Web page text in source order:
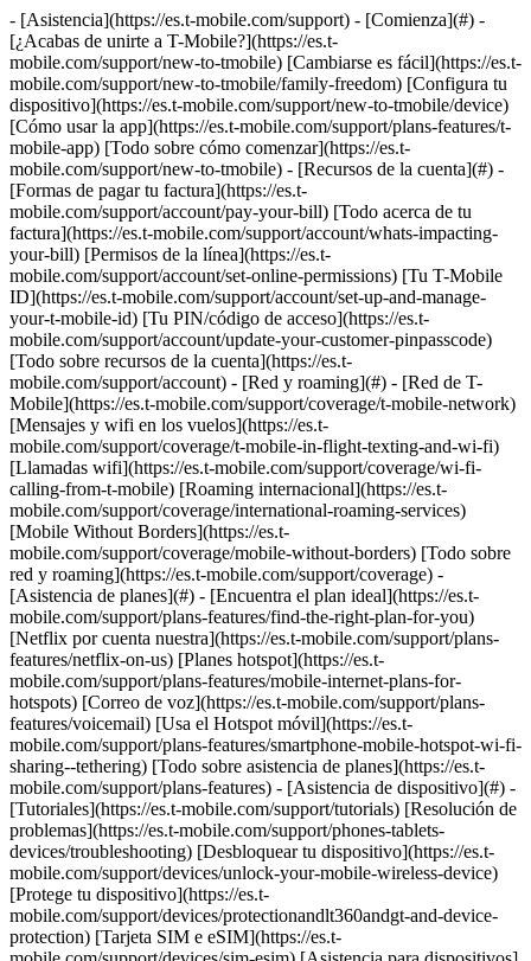
- [Asistencia](https://es.t-mobile.com/support) - [Comienza](#) - [¿Acabas de unirte a T-Mobile?](https://es.t-mobile.com/support/new-to-tmobile) [Cambiarse es fácil](https://es.t-mobile.com/support/new-to-tmobile/family-freedom) [Configura tu dispositivo](https://es.t-mobile.com/support/new-to-tmobile/device) [Cómo usar la app](https://es.t-mobile.com/support/plans-features/t-mobile-app) [Todo sobre cómo comenzar](https://es.t-mobile.com/support/new-to-tmobile) - [Recursos de la cuenta](#) - [Formas de pagar tu factura](https://es.t-mobile.com/support/account/pay-your-bill) [Todo acerca de tu factura](https://es.t-mobile.com/support/account/whats-impacting-your-bill) [Permisos de la línea](https://es.t-mobile.com/support/account/set-online-permissions) [Tu T-Mobile ID](https://es.t-mobile.com/support/account/set-up-and-manage-your-t-mobile-id) [Tu PIN/código de acceso](https://es.t-mobile.com/support/account/update-your-customer-pinpasscode) [Todo sobre recursos de la cuenta](https://es.t-mobile.com/support/account) - [Red y roaming](#) - [Red de T-Mobile](https://es.t-mobile.com/support/coverage/t-mobile-network) [Mensajes y wifi en los vuelos](https://es.t-mobile.com/support/coverage/t-mobile-in-flight-texting-and-wi-fi) [Llamadas wifi](https://es.t-mobile.com/support/coverage/wi-fi-calling-from-t-mobile) [Roaming internacional](https://es.t-mobile.com/support/coverage/international-roaming-services) [Mobile Without Borders](https://es.t-mobile.com/support/coverage/mobile-without-borders) [Todo sobre red y roaming](https://es.t-mobile.com/support/coverage) - [Asistencia de planes](#) - [Encuentra el plan ideal](https://es.t-mobile.com/support/plans-features/find-the-right-plan-for-you) [Netflix por cuenta nuestra](https://es.t-mobile.com/support/plans-features/netflix-on-us) [Planes hotspot](https://es.t-mobile.com/support/plans-features/mobile-internet-plans-for-hotspots) [Correo de voz](https://es.t-mobile.com/support/plans-features/voicemail) [Usa el Hotspot móvil](https://es.t-mobile.com/support/plans-features/smartphone-mobile-hotspot-wi-fi-sharing--tethering) [Todo sobre asistencia de planes](https://es.t-mobile.com/support/plans-features) - [Asistencia de dispositivo](#) - [Tutoriales](https://es.t-mobile.com/support/tutorials) [Resolución de problemas](https://es.t-mobile.com/support/phones-tablets-devices/troubleshooting) [Desbloquear tu dispositivo](https://es.t-mobile.com/support/devices/unlock-your-mobile-wireless-device) [Protege tu dispositivo](https://es.t-mobile.com/support/devices/protectionandlt360andgt-and-device-protection) [Tarjeta SIM e eSIM](https://es.t-mobile.com/support/devices/sim-esim) [Asistencia para dispositivos](https://es.t-mobile.com/support/phones-tablets-devices) - [Asistencia para empresas](#) - [Obtén T-Mobile para Empresas](https://es.t-mobile.com/support/business/new-to-business) [Facturación y pagos](https://es.t-mobile.com/support/business/billing) [Administra tu cuenta](https://es.t-mobile.com/support/business/account) [Pedidos y compras](https://es.t-mobile.com/support/business/orders-shopping) [Regístrate en Account Hub](https://es.t-mobile.com/support/business/account-hub-registration) [Todo sobre asistencia para empresas](https://es.t-mobile.com/support/business) [ASISTENCIA](https://es.t-mobile.com/support) - [Comienza](#) - [¿Acabas de unirte a T-Mobile?](https://es.t-mobile.com/support/new-to-tmobile) - [Cambiarse es fácil](https://es.t-mobile.com/support/new-to-tmobile/family-freedom) - [Configura tu dispositivo](https://es.t-mobile.com/support/new-to-tmobile/device) - [Cómo usar la app](https://es.t-mobile.com/support/plans-features/t-mobile-app) - [Todo sobre cómo comenzar](https://es.t-mobile.com/support/new-to-tmobile) - [Recursos de la cuenta](#) - [Formas de pagar tu factura](https://es.t-mobile.com/support/account/pay-your-bill) - [Todo acerca de tu factura](https://es.t-mobile.com/support/account/whats-impacting-your-bill) - [Permisos de la línea](https://es.t-mobile.com/support/account/set-online-permissions) - [Tu T-Mobile ID](https://es.t-mobile.com/support/account/set-up-and-manage-your-t-mobile-id) - [Tu PIN/código de acceso](https://es.t-mobile.com/support/account/update-your-customer-pinpasscode) - [Todo sobre recursos de la cuenta](https://es.t-mobile.com/support/account) - [Red y roaming](#) - [Red de T-Mobile](https://es.t-mobile.com/support/coverage/t-mobile-network) - [Mensajes y wifi en los vuelos](https://es.t-mobile.com/support/coverage/t-mobile-in-flight-texting-and-wi-fi) - [Llamadas wifi](https://es.t-mobile.com/support/coverage/wi-fi-calling-from-t-mobile) - [Roaming internacional](https://es.t-mobile.com/support/coverage/international-roaming-services) - [Mobile Without Borders](https://es.t-mobile.com/support/coverage/mobile-without-borders) - [Todo sobre red y roaming](https://es.t-mobile.com/support/coverage) - [Asistencia de planes](#) - [Encuentra el plan ideal](https://es.t-mobile.com/support/plans-features/find-the-right-plan-for-you) - [Netflix por cuenta nuestra](https://es.t-mobile.com/support/plans-features/netflix-on-us) - [Planes hotspot](https://es.t-mobile.com/support/plans-features/mobile-internet-plans-for-hotspots) - [Correo de voz](https://es.t-mobile.com/support/plans-features/voicemail) - [Usa el Hotspot móvil](https://es.t-mobile.com/support/plans-features/smartphone-mobile-hotspot-wi-fi-sharing--tethering) - [Todo sobre asistencia de planes](https://es.t-mobile.com/support/plans-features) - [Asistencia de dispositivo](#) - [Tutoriales](https://es.t-mobile.com/support/tutorials) - [Resolución de problemas](https://es.t-mobile.com/support/phones-tablets-devices/troubleshooting) - [Desbloquear tu dispositivo](https://es.t-mobile.com/support/devices/unlock-your-mobile-wireless-device) - [Protege tu dispositivo](https://es.t-mobile.com/support/devices/protectionandlt360andgt-and-device-protection) - [Tarjeta SIM e eSIM](https://es.t-mobile.com/support/devices/sim-esim) - [Asistencia para dispositivos](https://es.t-mobile.com/support/phones-tablets-devices) - [Asistencia para empresas](#) - [Obtén T-Mobile para Empresas](https://es.t-mobile.com/support/business/new-to-business) - [Facturación y pagos](https://es.t-mobile.com/support/business/billing) - [Administra tu cuenta](https://es.t-mobile.com/support/business/account) - [Pedidos y compras](https://es.t-mobile.com/support/business/orders-shopping) - [Regístrate en Account Hub](https://es.t-mobile.com/support/business/account-hub-registration) - [Todo sobre asistencia para empresas](https://es.t-mobile.com/support/business) [Asistencia](https://es.t-mobile.com/support/) [Cuenta](https://es.t-mobile.com/support/community/account) # Persona responsable de la facturación y usuarios autorizados - Consumidor 0 Added! [](https://es.t-mobile.com) ### Administrar enlaces Haz clic en cualquier [available links](https://es.t-mobile.com) to add. Haz clic en cualquier [added links](https://es.t-mobile.com) to remove. Enlaces con [no highlight](https://es.t-mobile.com) can't be sent. Listo (0 Links) Si eres la persona designada como responsable de pagar tu factura de T-Mobile como titular de la cuenta, eres la persona responsable de la facturación, también conocida como BRP. Como BRP, puedes asignar usuarios autorizados en la cuenta. Si eres cliente del servicio prepagado, consulta [Opciones de autoservicio para servicio prepagado](https://es.t-mobile.com/support/account/prepaid-self-service-options). ## En esta página: - [¿Quién es la persona responsable de la facturación (BRP)?](https://es.t-mobile.com#steps1) - [¿Qué es un usuario autorizado?](https://es.t-mobile.com#steps2) - [Agregar o eliminar usuarios autorizados](https://es.t-mobile.com#steps3) ## [](https://es.t-mobile.com)¿Quién es la persona responsable de la facturación (BRP)? La firma de la BRP se incluye en el contrato de servicio y es la persona financieramente responsable de la cuenta. Una cuenta solo puede tener una BRP que debe ser mayor de 18 años (mayor de 21 en Puerto Rico). ### Permisos Solo la BRP puede hacer lo siguiente: - Solicitudes de conversión de tipo de cuenta - Agregar o eliminar usuarios autorizados - Cambiar el ciclo de facturación - Actualizar el nombre de facturación - Cancelar o reanudar líneas canceladas - Solicitudes de cambio de responsabilidad - Compras de dispositivos nuevos o actualizaciones mediante un EIP dentro de los primeros siete días tras la activación de la cuenta. Obtén más información acerca de los [planes de pago de dispositivos](https://es.t-mobile.com/support/account/buy-a-t-mobile-device). - Administrar el PIN/Código de acceso - Agregar o actualizar el Titular principal de la cuenta (PAH): - El PAH tiene acceso total a las opciones de administración de la cuenta mediante la [app T-Life](https://es.t-mobile.com/support/plans-features/t-life) y por Internet en [es.T-Mobile.com](https://es.account.t-mobile.com/signin/v2/) - Puede establecer acceso y permisos para otras líneas y ver la actividad de la cuenta. - Para obtener más información acerca del PAH, consulta [Configurar y administrar tu ID de T-Mobile](https://es.t-mobile.com/support/account/set-up-and-manage-your-t-mobile-id) y [Configurar permisos de línea](https://es.t-mobile.com/support/account/set-online-permissions) ## [](https://es.t-mobile.com)¿Qué es un usuario autorizado? Los usuarios autorizados pueden hacer cambios en una cuenta que podrían generar cargos en tu factura, sin autorización previa de la BRP. Solo la BRP y los usuarios autorizados de cuentas comerciales y guberna